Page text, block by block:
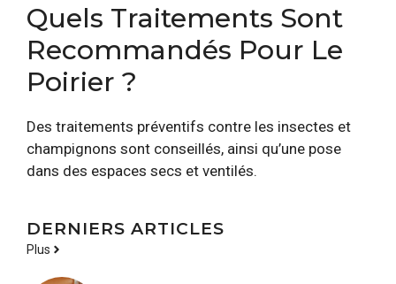
Quels Traitements Sont
Recommandés Pour Le
Poirier ?
Des traitements préventifs contre les insectes et
champignons sont conseillés, ainsi qu’une pose
dans des espaces secs et ventilés.
DERNIERS ARTICLES
Plus